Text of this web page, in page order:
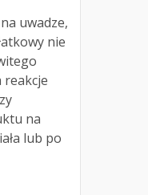
uwadze,
nie
reakcje
na
lub po